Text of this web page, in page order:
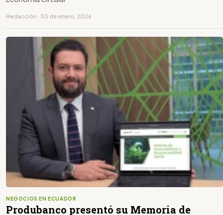
Redacción · 30 de enero, 2026
NEGOCIOS EN ECUADOR
Produbanco presentó su Memoria de